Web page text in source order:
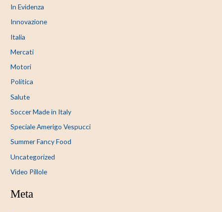
In Evidenza
Innovazione
Italia
Mercati
Motori
Politica
Salute
Soccer Made in Italy
Speciale Amerigo Vespucci
Summer Fancy Food
Uncategorized
Video Pillole
Meta